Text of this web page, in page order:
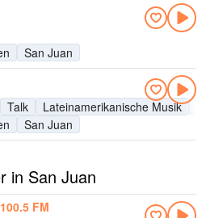
San Juan
Talk Lateinamerikanische Musik
San Juan
in San Juan
FM